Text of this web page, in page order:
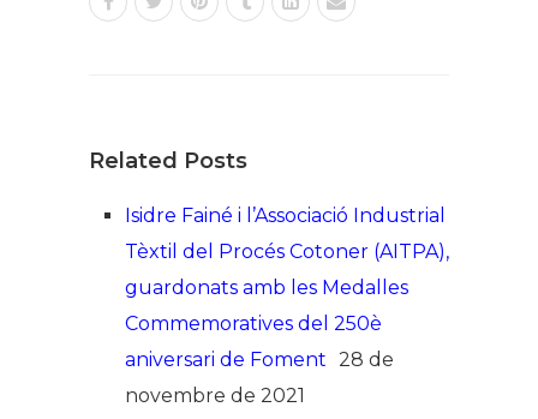
Related Posts
Isidre Fainé i l’Associació Industrial
Tèxtil del Procés Cotoner (AITPA),
guardonats amb les Medalles
Commemoratives del 250è
aniversari de Foment 28 de
novembre de 2021